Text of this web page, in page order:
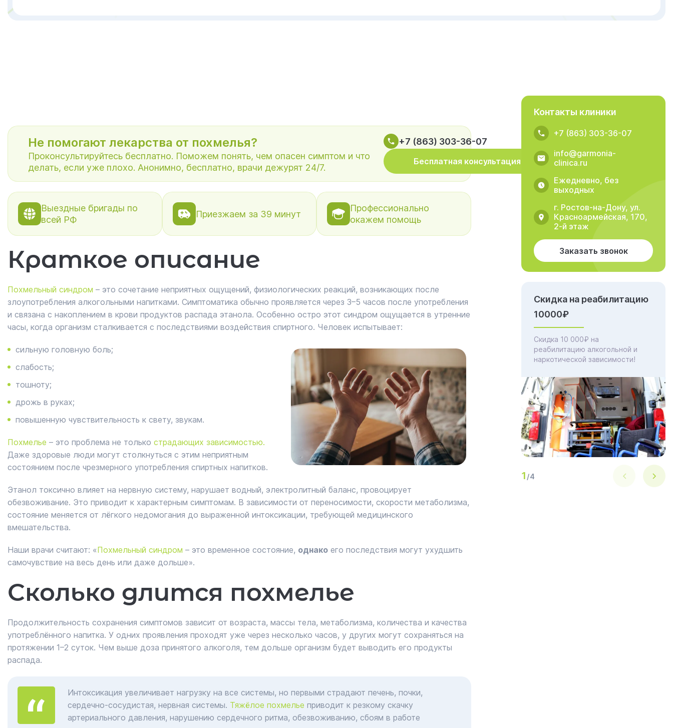
Не помогают лекарства от похмелья?
Проконсультируйтесь бесплатно. Поможем понять, чем опасен симптом и что
делать, если уже плохо. Анонимно, бесплатно, врачи дежурят 24/7.
+7 (863) 303-36-07
Бесплатная консультация
Выездные бригады по
всей РФ
Приезжаем за 39 минут
Профессионально
окажем помощь
Краткое описание
Похмельный синдром – это сочетание неприятных ощущений, физиологических реакций, возникающих после
злоупотребления алкогольными напитками. Симптоматика обычно проявляется через 3–5 часов после употребления
и связана с накоплением в крови продуктов распада этанола. Особенно остро этот синдром ощущается в утренние
часы, когда организм сталкивается с последствиями воздействия спиртного. Человек испытывает:
сильную головную боль;
слабость;
тошноту;
дрожь в руках;
повышенную чувствительность к свету, звукам.
Похмелье – это проблема не только страдающих зависимостью.
Даже здоровые люди могут столкнуться с этим неприятным
состоянием после чрезмерного употребления спиртных напитков.
Этанол токсично влияет на нервную систему, нарушает водный, электролитный баланс, провоцирует
обезвоживание. Это приводит к характерным симптомам. В зависимости от переносимости, скорости метаболизма,
состояние меняется от лёгкого недомогания до выраженной интоксикации, требующей медицинского
вмешательства.
Наши врачи считают: «Похмельный синдром – это временное состояние, однако его последствия могут ухудшить
самочувствие на весь день или даже дольше».
Сколько длится похмелье
Продолжительность сохранения симптомов зависит от возраста, массы тела, метаболизма, количества и качества
употреблённого напитка. У одних проявления проходят уже через несколько часов, у других могут сохраняться на
протяжении 1–2 суток. Чем выше доза принятого алкоголя, тем дольше организм будет выводить его продукты
распада.
Интоксикация увеличивает нагрузку на все системы, но первыми страдают печень, почки,
сердечно-сосудистая, нервная системы. Тяжёлое похмелье приводит к резкому скачку
артериального давления, нарушению сердечного ритма, обезвоживанию, сбоям в работе
Контакты клиники
+7 (863) 303-36-07
info@garmonia-
clinica.ru
Ежедневно, без
выходных
г. Ростов-на-Дону, ул.
Красноармейская, 170,
2-й этаж
Заказать звонок
Скидка на реабилитацию
10000₽
Скидка 10 000₽ на
реабилитацию алкогольной и
наркотической зависимости!
1 /4